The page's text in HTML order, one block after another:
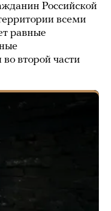
Российской
всеми
равные
второй части